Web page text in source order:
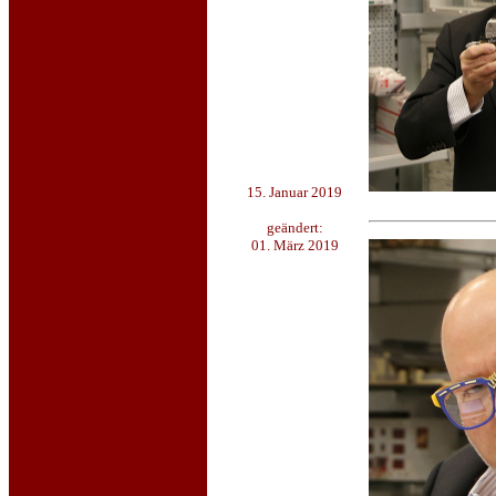
15. Januar 2019
geändert:
01. März 2019